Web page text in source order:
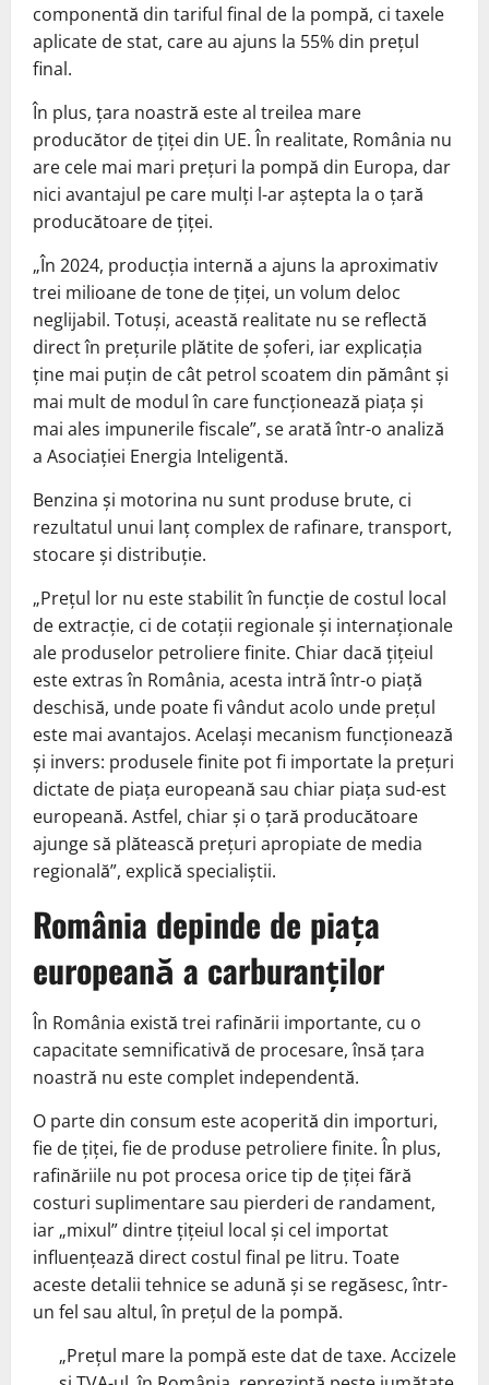
componentă din tariful final de la pompă, ci taxele
aplicate de stat, care au ajuns la 55% din prețul
final.
În plus, țara noastră este al treilea mare
producător de țiței din UE. În realitate, România nu
are cele mai mari prețuri la pompă din Europa, dar
nici avantajul pe care mulți l-ar aștepta la o țară
producătoare de țiței.
„În 2024, producția internă a ajuns la aproximativ
trei milioane de tone de țiței, un volum deloc
neglijabil. Totuși, această realitate nu se reflectă
direct în prețurile plătite de șoferi, iar explicația
ține mai puțin de cât petrol scoatem din pământ și
mai mult de modul în care funcționează piața și
mai ales impunerile fiscale”, se arată într-o analiză
a Asociației Energia Inteligentă.
Benzina și motorina nu sunt produse brute, ci
rezultatul unui lanț complex de rafinare, transport,
stocare și distribuție.
„Prețul lor nu este stabilit în funcție de costul local
de extracție, ci de cotații regionale și internaționale
ale produselor petroliere finite. Chiar dacă țițeiul
este extras în România, acesta intră într-o piață
deschisă, unde poate fi vândut acolo unde prețul
este mai avantajos. Același mecanism funcționează
și invers: produsele finite pot fi importate la prețuri
dictate de piața europeană sau chiar piața sud-est
europeană. Astfel, chiar și o țară producătoare
ajunge să plătească prețuri apropiate de media
regională”, explică specialiștii.
România depinde de piața
europeană a carburanților
În România există trei rafinării importante, cu o
capacitate semnificativă de procesare, însă țara
noastră nu este complet independentă.
O parte din consum este acoperită din importuri,
fie de țiței, fie de produse petroliere finite. În plus,
rafinăriile nu pot procesa orice tip de țiței fără
costuri suplimentare sau pierderi de randament,
iar „mixul” dintre țițeiul local și cel importat
influențează direct costul final pe litru. Toate
aceste detalii tehnice se adună și se regăsesc, într-
un fel sau altul, în prețul de la pompă.
„Prețul mare la pompă este dat de taxe. Accizele